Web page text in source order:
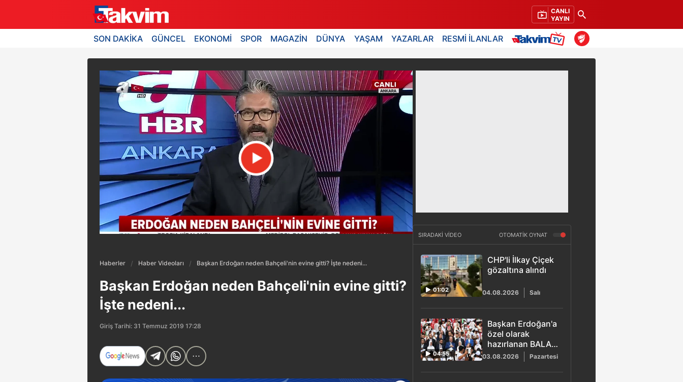
CANLI
YAYIN
SON DAKİKA GÜNCEL EKONOMİ SPOR MAGAZİN DÜNYA YAŞAM YAZARLAR RESMİ İLANLAR
Haberler Haber Videoları Başkan Erdoğan neden Bahçeli'nin evine gitti? İşte nedeni...
Başkan Erdoğan neden Bahçeli'nin evine gitti?
İşte nedeni...
Giriş Tarihi: 31 Temmuz 2019 17:28
SIRADAKİ VİDEO OTOMATİK OYNAT
01:02
CHP'li İlkay Çiçek
gözaltına alındı
04.08.2026 Salı
04:55
Başkan Erdoğan'a
özel olarak
hazırlanan BALA
şarkısı yayımlandı
03.08.2026 Pazartesi